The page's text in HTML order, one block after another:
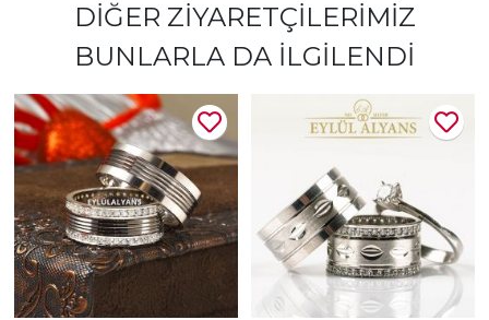
DIĞER ZIYARETÇILERIMIZ
BUNLARLA DA İLGILENDI